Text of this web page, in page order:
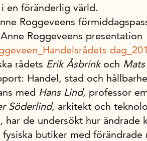
en föränderlig värld.
Roggeveens
Roggeveens presentation
rådets Erik Åsbrinkoch
Handel, stad och
med Hans Lind, professor
Söderlind, arkitekt och
har de undersökt hur ändrade
fysiska butiker med